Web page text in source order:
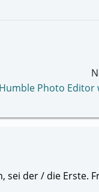
Humble Photo Editor
der / die Erste.